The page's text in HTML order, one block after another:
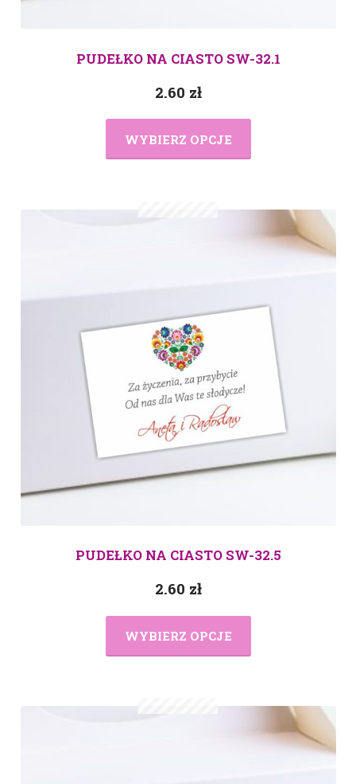
PUDEŁKO NA CIASTO SW-32.1
2.60 zł
WYBIERZ OPCJE
PUDEŁKO NA CIASTO SW-32.5
2.60 zł
WYBIERZ OPCJE